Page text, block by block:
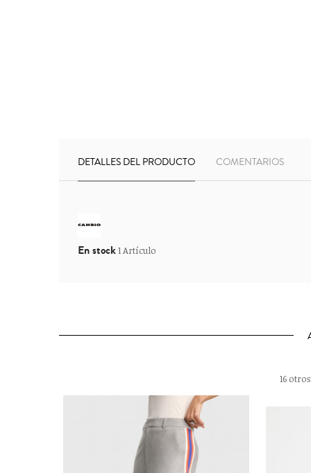
DETALLES DEL PRODUCTO COMENTARIOS
En stock1 Artículo
16